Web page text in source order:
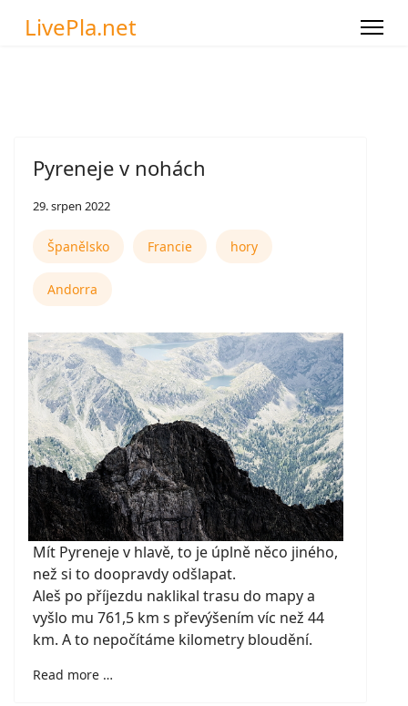
LivePla.net
Pyreneje v nohách
29. srpen 2022
Španělsko Francie hory
Andorra
Mít Pyreneje v hlavě, to je úplně něco jiného,
než si to doopravdy odšlapat.
Aleš po příjezdu naklikal trasu do mapy a
vyšlo mu 761,5 km s převýšením víc než 44
km. A to nepočítáme kilometry bloudění.
Read more …